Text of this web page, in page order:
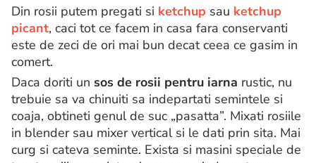
Din rosii putem pregati si ketchup sau ketchup
picant, caci tot ce facem in casa fara conservanti
este de zeci de ori mai bun decat ceea ce gasim in
comert.
Daca doriti un sos de rosii pentru iarna rustic, nu
trebuie sa va chinuiti sa indepartati semintele si
coaja, obtineti genul de suc „pasatta”. Mixati rosiile
in blender sau mixer vertical si le dati prin sita. Mai
curg si cateva seminte. Exista si masini speciale de